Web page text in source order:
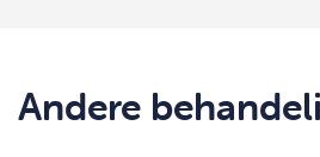
Andere